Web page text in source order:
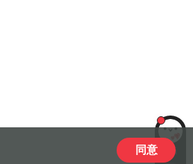
LiLi
同意